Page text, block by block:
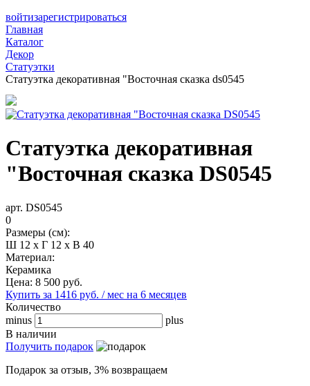
войтизарегистрироваться
Главная
Каталог
Декор
Статуэтки
Статуэтка декоративная "Восточная сказка ds0545
Статуэтка декоративная
"Восточная сказка DS0545
арт. DS0545
0
Размеры (см):
Ш 12 x Г 12 x В 40
Материал:
Керамика
Цена: 8 500 руб.
Купить за 1416 руб. / мес на 6 месяцев
Количество
minus
plus
В наличии
Получить подарок
Подарок за отзыв, 3% возвращаем